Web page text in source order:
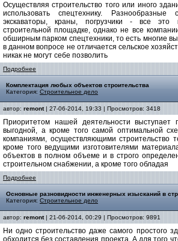
Осуществляя строительство того или иного
использовать спецтехнику. Разнообразные
экскаваторы, краны, погрузчики - все это
строительной площадке, однако не все
обширным парком спецтехники, то есть многие
в данном вопросе не отличается сельское
никак не могут себе позволить
Подробнее
Комплектация любых объектов строительства
Категория: Строительное дело
автор: remont| 27-06-2014, 19:33 | Просмотров: 3418
Приоритетом нашей деятельности выступает
выгодной, а кроме того самой оптимальной
компаниями, осуществляющими строительство
кроме того ведущими изготовителями
объектов в полном объеме и в строго
строительном снабжении, а кроме того обладая
Подробнее
Основные разновидности инженерных изысканий в
Категория: Строительное дело
автор: remont| 21-06-2014, 00:29 | Просмотров: 9891
Ни одно строительство даже самого простого
обходится без составления проекта. А для того